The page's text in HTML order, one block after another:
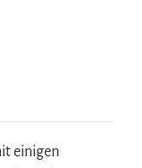
einigen